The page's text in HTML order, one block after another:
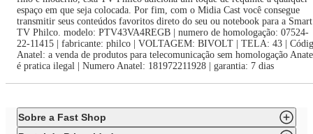
espaço em que seja colocada. Por fim, com o Midia Cast você consegue
transmitir seus conteúdos favoritos direto do seu ou notebook para a Smart
TV Philco. modelo: PTV43VA4REGB | numero de homologação: 07524-
22-11415 | fabricante: philco | VOLTAGEM: BIVOLT | TELA: 43 |
Anatel: a venda de produtos para telecomunicação sem homologação
é pratica ilegal | Numero Anatel: 181972211928 | garantia: 7 dias
Sobre a Fast Shop